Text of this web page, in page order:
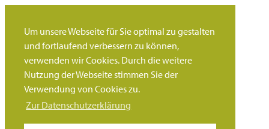
Um unsere Webseite für Sie optimal zu gestalten
und fortlaufend verbessern zu können,
verwenden wir Cookies. Durch die weitere
Nutzung der Webseite stimmen Sie der
Verwendung von Cookies zu.
Zur Datenschutzerklärung